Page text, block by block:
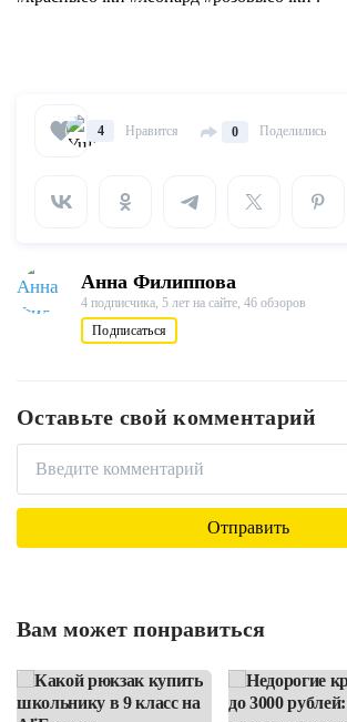
4 Нравится 0 Поделились
Анна Филиппова
4 подписчика, 5 лет на сайте, 46 обзоров
Подписаться
Оставьте свой комментарий
Вам может понравиться